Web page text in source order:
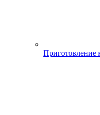
Приготовление